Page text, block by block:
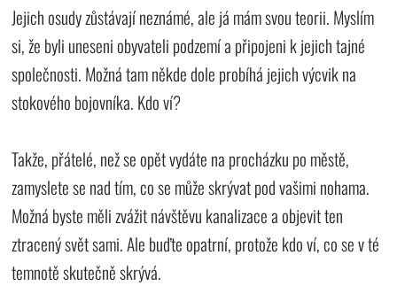
Jejich osudy zůstávají neznámé, ale já mám svou teorii. Myslím
si, že byli uneseni obyvateli podzemí a připojeni k jejich tajné
společnosti. Možná tam někde dole probíhá jejich výcvik na
stokového bojovníka. Kdo ví?
Takže, přátelé, než se opět vydáte na procházku po městě,
zamyslete se nad tím, co se může skrývat pod vašimi nohama.
Možná byste měli zvážit návštěvu kanalizace a objevit ten
ztracený svět sami. Ale buďte opatrní, protože kdo ví, co se v té
temnotě skutečně skrývá.